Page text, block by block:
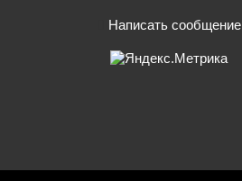
Написать сообщение